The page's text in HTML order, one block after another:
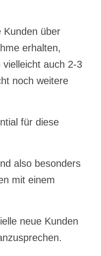
Kunden über
erhalten,
auch 2-3
noch weitere
für diese
also besonders
mit einem
neue Kunden